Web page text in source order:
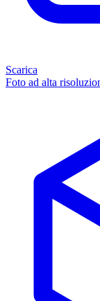
Scarica
Foto ad alta